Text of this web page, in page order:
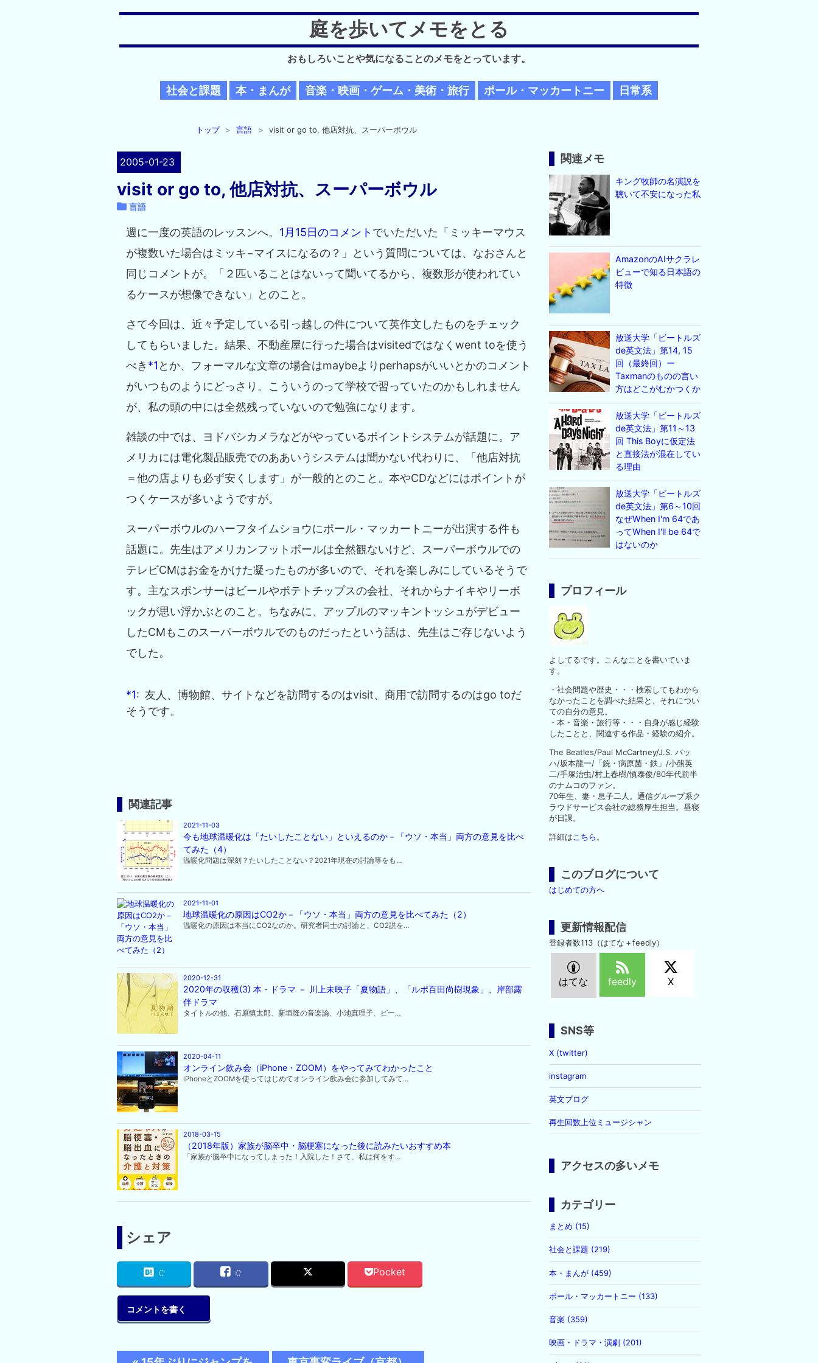
庭を歩いてメモをとる
おもしろいことや気になることのメモをとっています。
社会と課題 本・まんが 音楽・映画・ゲーム・美術・旅行 ポール・マッカートニー 日常系
トップ > 言語 > visit or go to, 他店対抗、スーパーボウル
2005-01-23
visit or go to, 他店対抗、スーパーボウル
言語
週に一度の英語のレッスンへ。 1月15日のコメント でいただいた「ミッキーマウス
が複数いた場合はミッキ−マイスになるの？」という質問については、なおさんと
同じコメントが。「２匹いることはないって聞いてるから、複数形が使われてい
るケースが想像できない」とのこと。
さて今回は、近々予定している引っ越しの件について英作文したものをチェック
してもらいました。結果、不動産屋に行った場合はvisitedではなくwent toを使う
べき *1 とか、フォーマルな文章の場合はmaybeよりperhapsがいいとかのコメント
がいつものようにどっさり。こういうのって学校で習っていたのかもしれません
が、私の頭の中には全然残っていないので勉強になります。
雑談の中では、ヨドバシカメラなどがやっているポイントシステムが話題に。ア
メリカには電化製品販売でのああいうシステムは聞かない代わりに、「他店対抗
＝他の店よりも必ず安くします」が一般的とのこと。本やCDなどにはポイントが
つくケースが多いようですが。
スーパーボウルのハーフタイムショウにポール・マッカートニーが出演する件も
話題に。先生はアメリカンフットボールは全然観ないけど、スーパーボウルでの
テレビCMはお金をかけた凝ったものが多いので、それを楽しみにしているそうで
す。主なスポンサーはビールやポテトチップスの会社、それからナイキやリーボ
ックが思い浮かぶとのこと。ちなみに、アップルのマッキントッシュがデビュー
したCMもこのスーパーボウルでのものだったという話は、先生はご存じないよう
でした。
*1: 友人、博物館、サイトなどを訪問するのはvisit、商用で訪問するのはgo toだ
そうです。
関連記事
2021-11-03
今も地球温暖化は「たいしたことない」といえるのか－「ウソ・本当」両方の意見を比べ
てみた（4）
温暖化問題は深刻？たいしたことない？2021年現在の討論等をも…
2021-11-01
地球温暖化の原因はCO2か－「ウソ・本当」両方の意見を比べてみた（2）
温暖化の原因は本当にCO2なのか。研究者同士の討論と、CO2説を…
2020-12-31
2020年の収穫(3) 本・ドラマ － 川上未映子「夏物語」、「ルポ百田尚樹現象」、岸部露
伴ドラマ
タイトルの他、石原慎太郎、新垣隆の音楽論、小池真理子、ビー…
2020-04-11
オンライン飲み会（iPhone・ZOOM）をやってみてわかったこと
iPhoneとZOOMを使ってはじめてオンライン飲み会に参加してみて…
2018-03-15
（2018年版）家族が脳卒中・脳梗塞になった後に読みたいおすすめ本
「家族が脳卒中になってしまった！入院した！さて、私は何をす…
シェア
Pocket
コメントを書く
関連メモ
キング牧師の名演説を
聴いて不安になった私
AmazonのAIサクラレ
ビューで知る日本語の
特徴
放送大学「ビートルズ
de英文法」第14, 15
回（最終回）ー
Taxmanのものの言い
方はどこがむかつくか
放送大学「ビートルズ
de英文法」第11～13
回 This Boyに仮定法
と直接法が混在してい
る理由
放送大学「ビートルズ
de英文法」第6～10回
なぜWhen I'm 64であ
ってWhen I'll be 64で
はないのか
プロフィール
よしてるです。こんなことを書いていま
す。
・社会問題や歴史・・・検索してもわから
なかったことを調べた結果と、それについ
ての自分の意見。
・本・音楽・旅行等・・・自身が感じ経験
したことと、関連する作品・経験の紹介。
The Beatles/Paul McCartney/J.S. バッ
ハ/坂本龍一/「銃・病原菌・鉄」/小熊英
二/手塚治虫/村上春樹/慎泰俊/80年代前半
のナムコのファン。
70年生、妻・息子二人。通信グループ系ク
ラウドサービス会社の総務厚生担当。昼寝
が日課。
詳細はこちら。
このブログについて
はじめての方へ
更新情報配信
登録者数113（はてな＋feedly）
はてな feedly X
SNS等
X (twitter)
instagram
英文ブログ
再生回数上位ミュージシャン
アクセスの多いメモ
カテゴリー
まとめ (15)
社会と課題 (219)
本・まんが (459)
ポール・マッカートニー (133)
音楽 (359)
映画・ドラマ・演劇 (201)